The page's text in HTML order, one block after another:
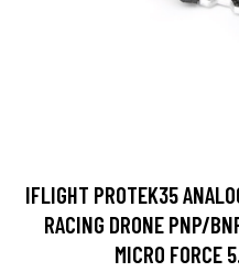
IFLIGHT PROTEK35
RACING DRONE PNP/
MICRO FORCE